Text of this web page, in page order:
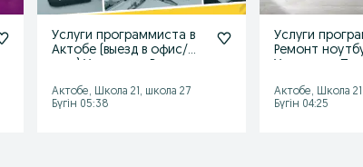
Услуги программиста в
Актобе (выезд в офис/
Актобе, Школа 21, школа 27
Бүгін 05:38
Услуги
Ремонт
Актобе, Школа
Бүгін 04:25